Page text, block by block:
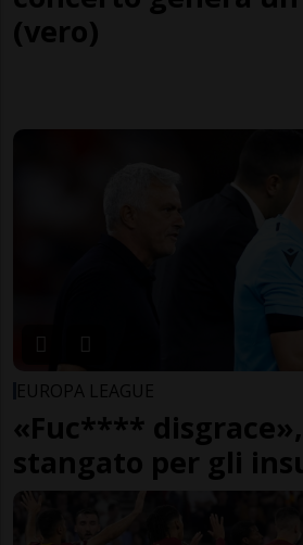
(vero)
EUROPA LEAGUE
«Fuc****
stangato per gli